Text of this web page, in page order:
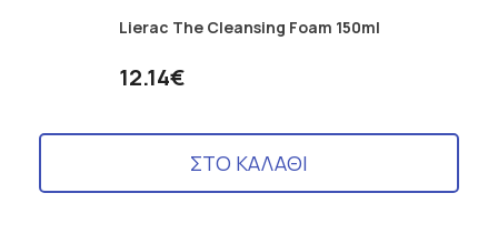
Lierac The Cleansing Foam 150ml
12.14€
ΣΤΟ ΚΑΛΑΘΙ